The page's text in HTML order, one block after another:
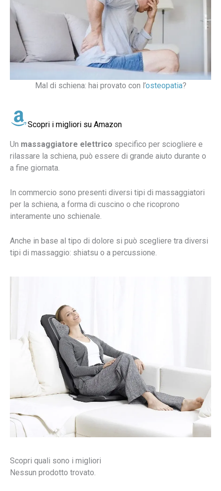
Mal di schiena: hai provato con l’osteopatia?
Scopri i migliori su Amazon
Un massaggiatore elettrico specifico per sciogliere e
rilassare la schiena, può essere di grande aiuto durante o
a fine giornata.
In commercio sono presenti diversi tipi di massaggiatori
per la schiena, a forma di cuscino o che ricoprono
interamente uno schienale.
Anche in base al tipo di dolore si può scegliere tra diversi
tipi di massaggio: shiatsu o a percussione.
Scopri quali sono i migliori
Nessun prodotto trovato.